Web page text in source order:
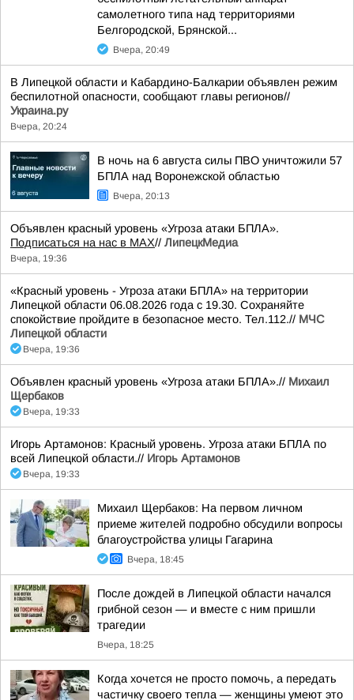
самолетного типа над территориями
Белгородской, Брянской...
Вчера, 20:49
В Липецкой области и Кабардино-Балкарии объявлен режим
беспилотной опасности, сообщают главы регионов//
Украина.ру
Вчера, 20:24
В ночь на 6 августа силы ПВО уничтожили 57
БПЛА над Воронежской областью
Вчера, 20:13
Объявлен красный уровень «Угроза атаки БПЛА».
Подписаться на нас в МАХ// ЛипецкМедиа
Вчера, 19:36
«Красный уровень - Угроза атаки БПЛА» на территории
Липецкой области 06.08.2026 года с 19.30. Сохраняйте
спокойствие пройдите в безопасное место. Тел.112.// МЧС
Липецкой области
Вчера, 19:36
Объявлен красный уровень «Угроза атаки БПЛА».// Михаил
Щербаков
Вчера, 19:33
Игорь Артамонов: Красный уровень. Угроза атаки БПЛА по
всей Липецкой области.// Игорь Артамонов
Вчера, 19:33
Михаил Щербаков: На первом личном
приеме жителей подробно обсудили вопросы
благоустройства улицы Гагарина
Вчера, 18:45
После дождей в Липецкой области начался
грибной сезон — и вместе с ним пришли
трагедии
Вчера, 18:25
Когда хочется не просто помочь, а передать
частичку своего тепла — женщины умеют это